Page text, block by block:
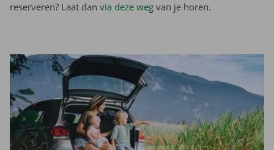
reserveren? Laat dan via deze weg van je horen.